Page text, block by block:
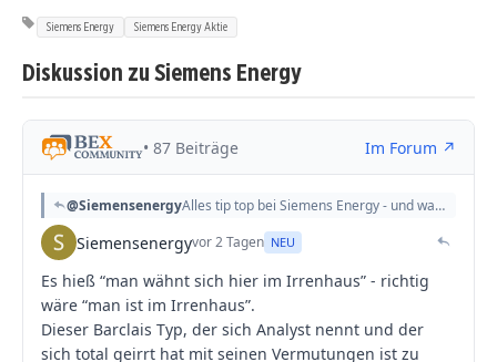
Siemens Energy Siemens Energy Aktie
Diskussion zu Siemens Energy